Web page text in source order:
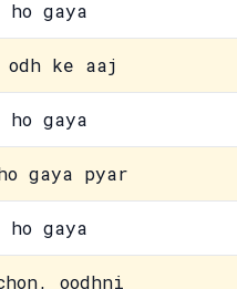
gaya
odh ke aaj
gaya
gaya pyar
gaya
oodhni